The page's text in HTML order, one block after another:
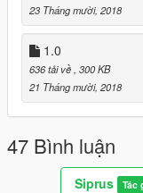
23 Tháng mười, 2018
1.0
636 tải về , 300 KB
21 Tháng mười, 2018
47 Bình luận
Siprus Tác